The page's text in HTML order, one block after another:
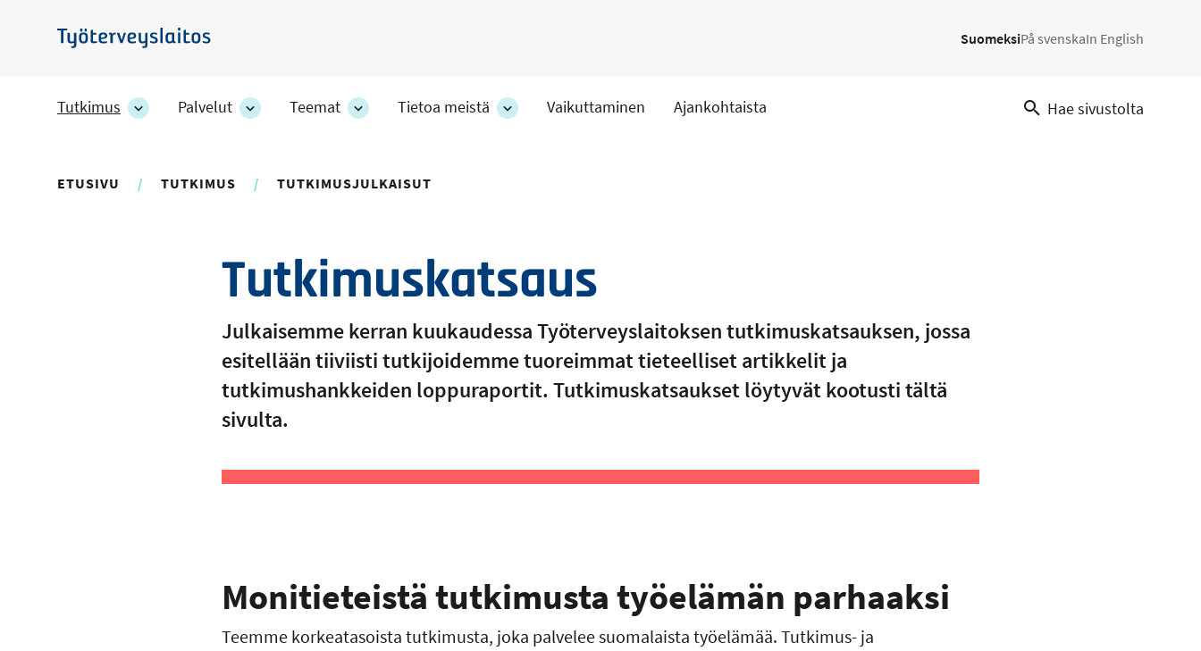
pääsisältöön
Työterveyslaitos
SuomeksiPå svenskaIn English
Tutkimus
TutkimusPalvelut
PalvelutTeemat
TeematTietoa meistä
TietoaVaikuttaminen Ajankohtaista Hae sivustolta
ETUSIVU TUTKIMUS TUTKIMUSJULKAISUT
Tutkimuskatsaus
Julkaisemme kerran kuukaudessa Työterveyslaitoksen tutkimuskatsauksen, jossa
esitellään tiiviisti tutkijoidemme tuoreimmat tieteelliset artikkelit ja
tutkimushankkeiden loppuraportit. Tutkimuskatsaukset löytyvät kootusti tältä
sivulta.
Monitieteistä tutkimusta työelämän parhaaksi
Teemme korkeatasoista tutkimusta, joka palvelee suomalaista työelämää. Tutkimus- ja